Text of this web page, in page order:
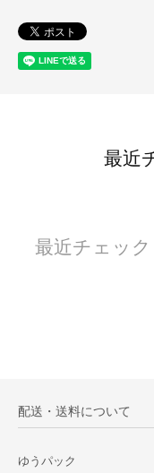
最近
最近チェッ
配送・送料について
ゆうパック